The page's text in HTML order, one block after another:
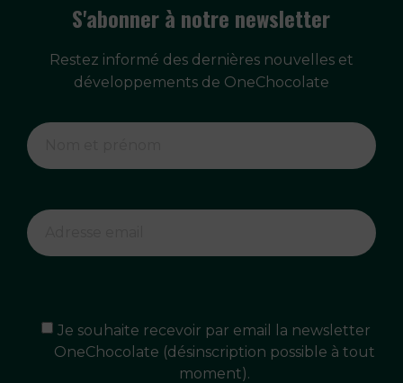
S'abonner à notre newsletter
Restez informé des dernières nouvelles et
développements de OneChocolate
Je souhaite recevoir par email la newsletter
OneChocolate (désinscription possible à tout
moment).